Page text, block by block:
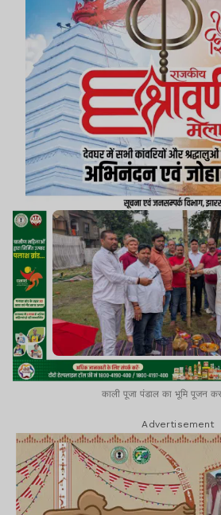
काली पूजा पंडाल का भूमि पूजन
Advertisement